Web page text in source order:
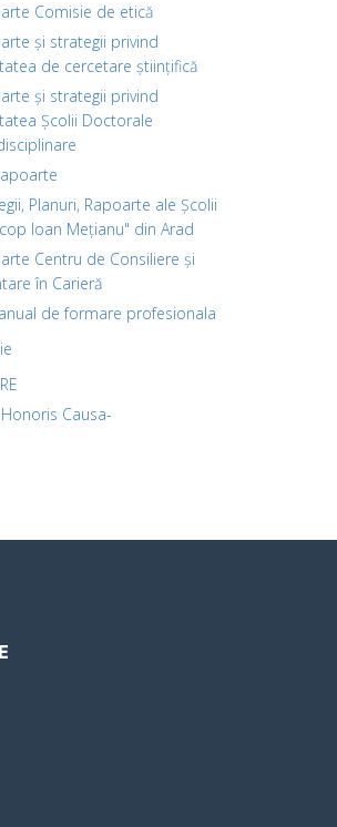
Comisie de etică
și strategii privind
de cercetare științifică
și strategii privind
Școlii Doctorale
Planuri, Rapoarte ale Școlii
Ioan Mețianu" din Arad
Centru de Consiliere și
în Carieră
de formare profesionala
Causa-